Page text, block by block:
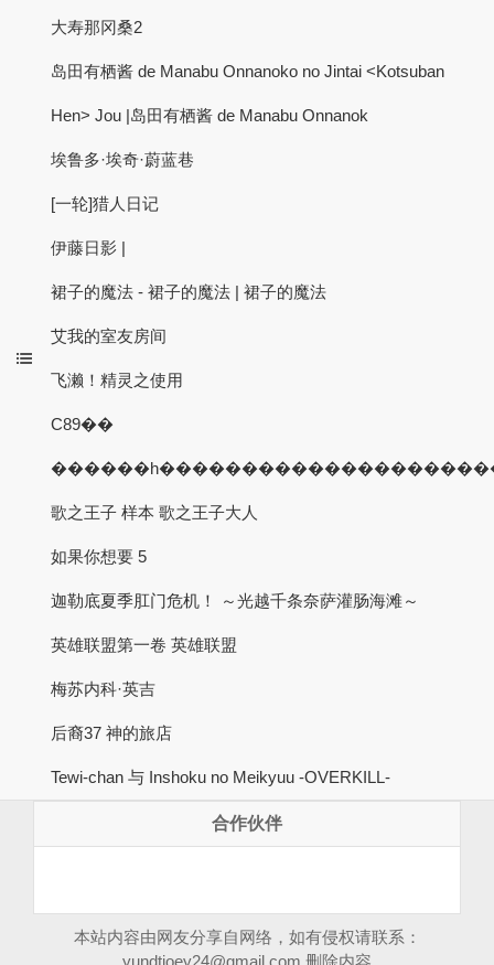
大寿那冈桑2
岛田有栖酱 de Manabu Onnanoko no Jintai <Kotsuban
Hen> Jou |岛田有栖酱 de Manabu Onnanok
埃鲁多·埃奇·蔚蓝巷
[一轮]猎人日记
伊藤日影 |
裙子的魔法 - 裙子的魔法 | 裙子的魔法
艾我的室友房间
飞濑！精灵之使用
C89��
歌之王子 样本 歌之王子大人
如果你想要 5
迦勒底夏季肛门危机！ ～光越千条奈萨灌肠海滩～
英雄联盟第一卷 英雄联盟
梅苏内科·英吉
后裔37 神的旅店
Tewi-chan 与 Inshoku no Meikyuu -OVERKILL-
合作伙伴
本站内容由网友分享自网络，如有侵权请联系：
yundtjoey24@gmail.com 删除内容